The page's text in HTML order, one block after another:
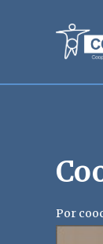
Por